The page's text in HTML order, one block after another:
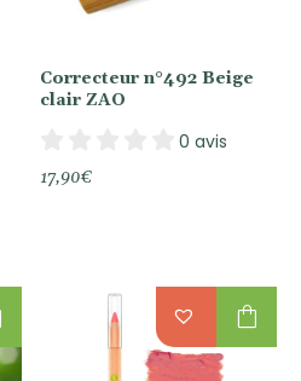
Correcteur n°492 Beige
clair ZAO
0 avis
17,90€
shopping_bag